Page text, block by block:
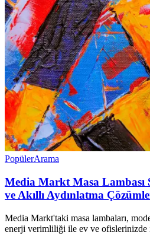
PopülerArama
Media Markt Masa Lambası
ve Akıllı Aydınlatma
Media Markt'taki masa lambaları,
enerji verimliliği ile ev ve ofislerinizde